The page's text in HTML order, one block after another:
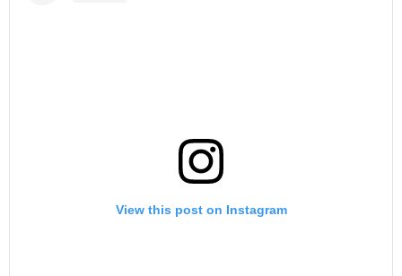
View this post on Instagram